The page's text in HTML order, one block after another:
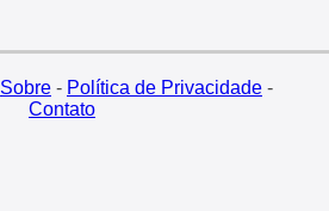
Sobre- Política de Privacidade-
Contato